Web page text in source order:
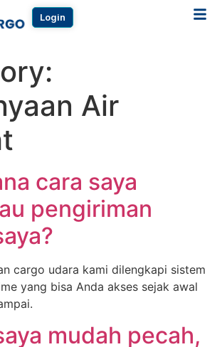
Login
Air
cara saya
pengiriman
cargo udara kami dilengkapi sistem
yang bisa Anda akses sejak awal
mudah pecah,